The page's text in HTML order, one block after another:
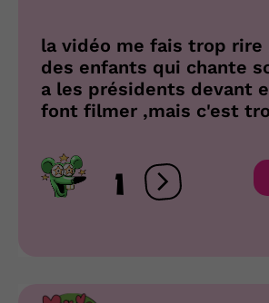
la vidéo me fais trop rire
des enfants qui chante
a les présidents devant
font filmer ,mais c'est
1 Ouvrir les